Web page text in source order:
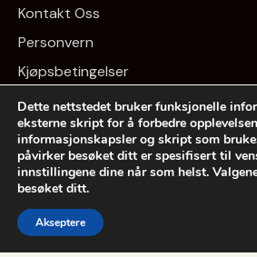
Kontakt Oss
Personvern
Kjøpsbetingelser
Nyhetsbrev
© 2026 Powered by
Dette nettstedet bruker funksjonelle
eksterne skript for å forbedre
informasjonskapsler og skript som
påvirker besøket ditt er spesifisert til
innstillingene dine når som helst.
besøket ditt.
Akseptere